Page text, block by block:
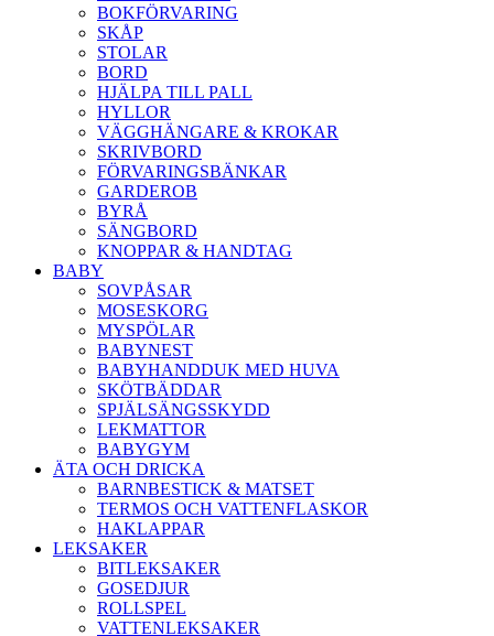
BOKFÖRVARING
SKÅP
STOLAR
BORD
HJÄLPA TILL PALL
HYLLOR
VÄGGHÄNGARE & KROKAR
SKRIVBORD
FÖRVARINGSBÄNKAR
GARDEROB
BYRÅ
SÄNGBORD
KNOPPAR & HANDTAG
BABY
SOVPÅSAR
MOSESKORG
MYSPÖLAR
BABYNEST
BABYHANDDUK MED HUVA
SKÖTBÄDDAR
SPJÄLSÄNGSSKYDD
LEKMATTOR
BABYGYM
ÄTA OCH DRICKA
BARNBESTICK & MATSET
TERMOS OCH VATTENFLASKOR
HAKLAPPAR
LEKSAKER
BITLEKSAKER
GOSEDJUR
ROLLSPEL
VATTENLEKSAKER